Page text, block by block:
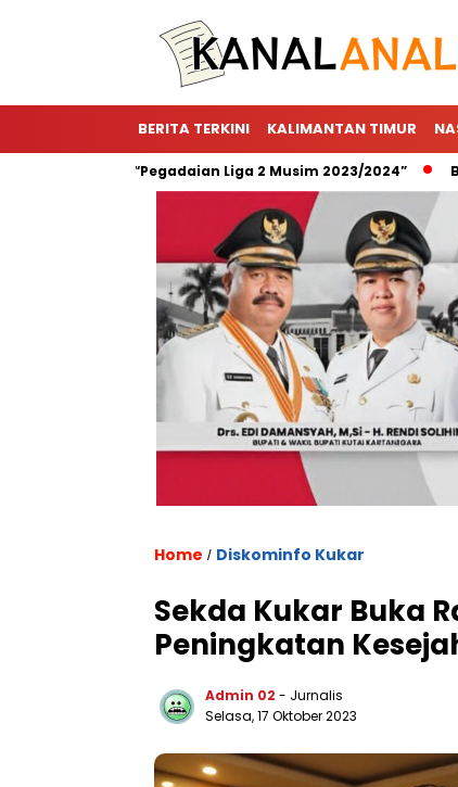
BERITA TERKINI KALIMANTAN TIMUR
Utama “Pegadaian Liga 2 Musim 2023/2024” Bentuk
Home / Diskominfo Kukar
Sekda Kukar Buka
Peningkatan
Admin 02 - Jurnalis
Selasa, 17 Oktober 2023